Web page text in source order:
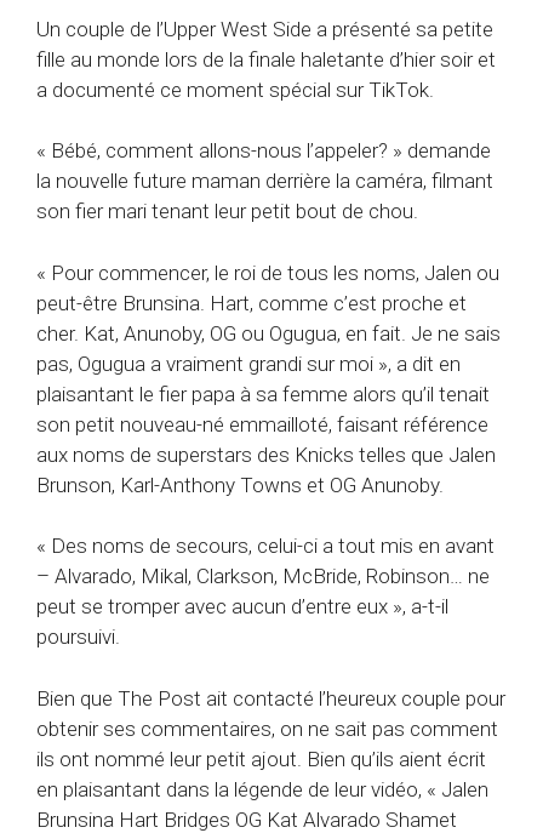
Un couple de l’Upper West Side a présenté sa petite
fille au monde lors de la finale haletante d’hier soir et
a documenté ce moment spécial sur TikTok.
« Bébé, comment allons-nous l’appeler? » demande
la nouvelle future maman derrière la caméra, filmant
son fier mari tenant leur petit bout de chou.
« Pour commencer, le roi de tous les noms, Jalen ou
peut-être Brunsina. Hart, comme c’est proche et
cher. Kat, Anunoby, OG ou Ogugua, en fait. Je ne sais
pas, Ogugua a vraiment grandi sur moi », a dit en
plaisantant le fier papa à sa femme alors qu’il tenait
son petit nouveau-né emmailloté, faisant référence
aux noms de superstars des Knicks telles que Jalen
Brunson, Karl-Anthony Towns et OG Anunoby.
« Des noms de secours, celui-ci a tout mis en avant
– Alvarado, Mikal, Clarkson, McBride, Robinson… ne
peut se tromper avec aucun d’entre eux », a-t-il
poursuivi.
Bien que The Post ait contacté l’heureux couple pour
obtenir ses commentaires, on ne sait pas comment
ils ont nommé leur petit ajout. Bien qu’ils aient écrit
en plaisantant dans la légende de leur vidéo, « Jalen
Brunsina Hart Bridges OG Kat Alvarado Shamet